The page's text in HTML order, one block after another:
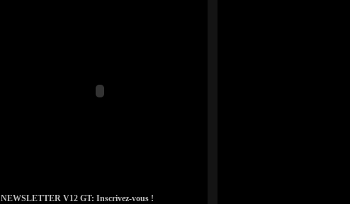
NEWSLETTER V12 GT: Inscrivez-vous !